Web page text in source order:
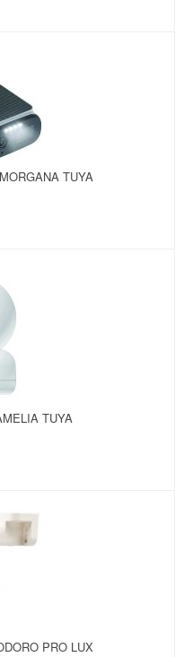
TUYA
TUYA
PRO LUX